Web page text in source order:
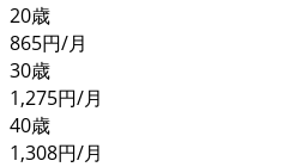
20歳
865円/月
30歳
1,275円/月
40歳
1,308円/月